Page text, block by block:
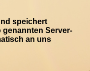
speichert
Server-
an uns